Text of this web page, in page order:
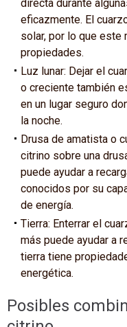
directa durante
eficazmente. El
solar, por lo que este
propiedades.
Luz lunar: Dejar el
o creciente también
en un lugar seguro
la noche.
Drusa de amatista o
citrino sobre una
puede ayudar a
conocidos por su
de energía.
Tierra: Enterrar el
más puede ayudar a
tierra tiene
energética.
Posibles